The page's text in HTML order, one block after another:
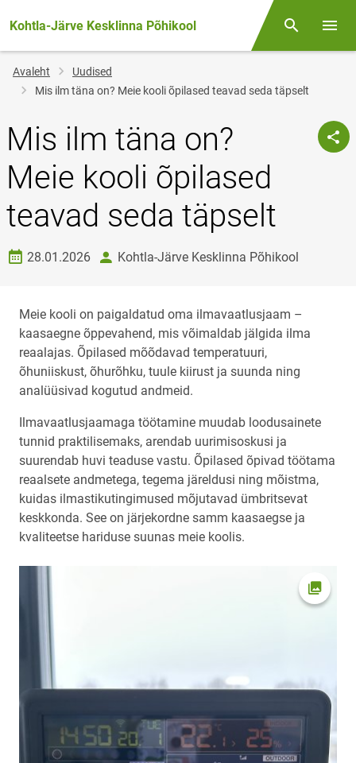
Kohtla-Järve Kesklinna Põhikool Otsing
Jälglink
Avaleht
Uudised
Mis ilm täna on? Meie kooli õpilased teavad seda täpselt
Mis ilm täna on?
Meie kooli õpilased
teavad seda täpselt
Loomise kuupäev
28.01.2026 autorKohtla-Järve Kesklinna Põhikool
Meie kooli on paigaldatud oma ilmavaatlusjaam –
kaasaegne õppevahend, mis võimaldab jälgida ilma
reaalajas. Õpilased mõõdavad temperatuuri,
õhuniiskust, õhurõhku, tuule kiirust ja suunda ning
analüüsivad kogutud andmeid.
Ilmavaatlusjaamaga töötamine muudab loodusainete
tunnid praktilisemaks, arendab uurimisoskusi ja
suurendab huvi teaduse vastu. Õpilased õpivad töötama
reaalsete andmetega, tegema järeldusi ning mõistma,
kuidas ilmastikutingimused mõjutavad ümbritsevat
keskkonda. See on järjekordne samm kaasaegse ja
kvaliteetse hariduse suunas meie koolis.
Ava